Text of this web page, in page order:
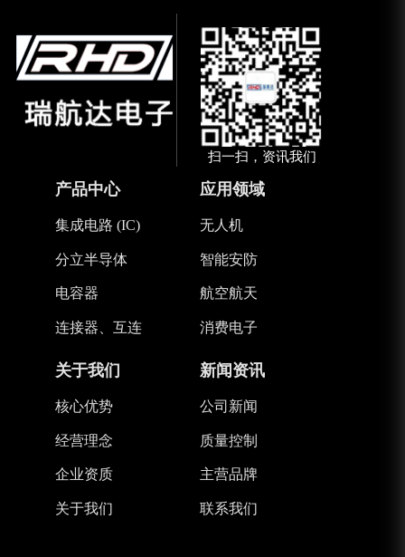
扫一扫，资讯我们
产品中心
集成电路 (IC)
分立半导体
电容器
连接器、互连
应用领域
无人机
智能安防
航空航天
消费电子
关于我们
核心优势
经营理念
企业资质
关于我们
新闻资讯
公司新闻
质量控制
主营品牌
联系我们